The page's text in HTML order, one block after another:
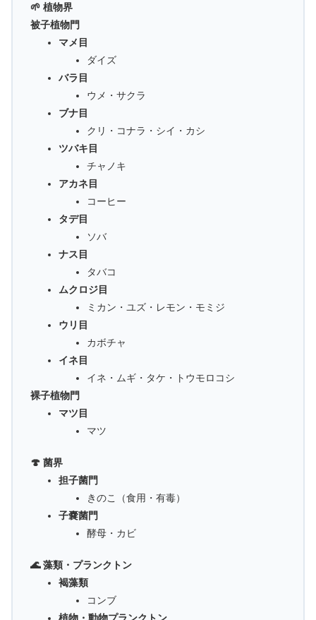
🌱 植物界
被子植物門
マメ目
ダイズ
バラ目
ウメ・サクラ
ブナ目
クリ・コナラ・シイ・カシ
ツバキ目
チャノキ
アカネ目
コーヒー
タデ目
ソバ
ナス目
タバコ
ムクロジ目
ミカン・ユズ・レモン・モミジ
ウリ目
カボチャ
イネ目
イネ・ムギ・タケ・トウモロコシ
裸子植物門
マツ目
マツ
🍄 菌界
担子菌門
きのこ（食用・有毒）
子嚢菌門
酵母・カビ
🌊 藻類・プランクトン
褐藻類
コンブ
植物・動物プランクトン